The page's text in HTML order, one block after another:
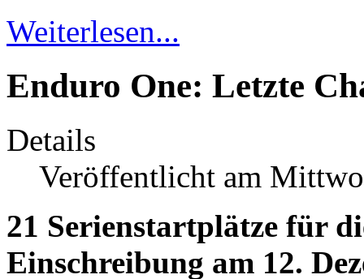
Weiterlesen...
Enduro One: Letzte
Details
Veröffentlicht am
21 Serienstartplätze für
Einschreibung am 12.